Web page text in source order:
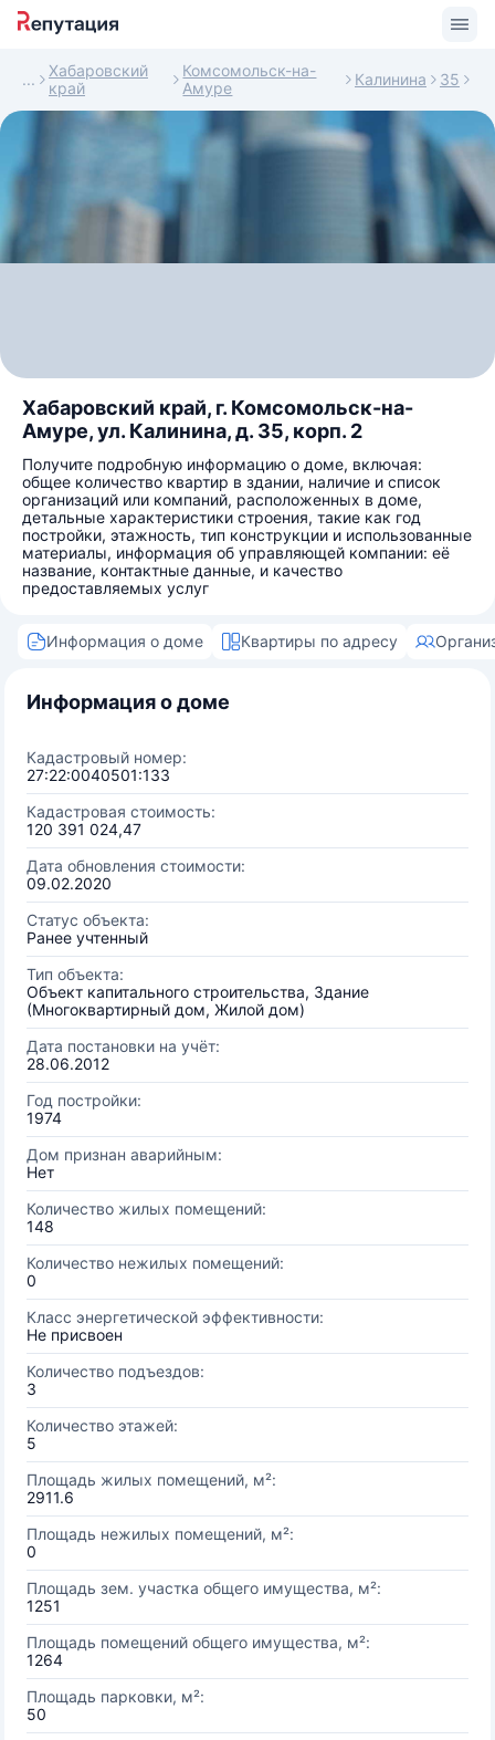
Хабаровский
край
Комсомольск-на-
Амуре
Калинина 35
Хабаровский край, г. Комсомольск-на-
Амуре, ул. Калинина, д. 35, корп. 2
Получите подробную информацию о доме, включая:
общее количество квартир в здании, наличие и список
организаций или компаний, расположенных в доме,
детальные характеристики строения, такие как год
постройки, этажность, тип конструкции и использованные
материалы, информация об управляющей компании: её
название, контактные данные, и качество
предоставляемых услуг
Информация о доме Квартиры по адресу
Информация о доме
Кадастровый номер:
27:22:0040501:133
Кадастровая стоимость:
120 391 024,47
Дата обновления стоимости:
09.02.2020
Статус объекта:
Ранее учтенный
Тип объекта:
Объект капитального строительства, Здание
(Многоквартирный дом, Жилой дом)
Дата постановки на учёт:
28.06.2012
Год постройки:
1974
Дом признан аварийным:
Нет
Количество жилых помещений:
148
Количество нежилых помещений:
0
Класс энергетической эффективности:
Не присвоен
Количество подъездов:
3
Количество этажей:
5
Площадь жилых помещений, м²:
2911.6
Площадь нежилых помещений, м²:
0
Площадь зем. участка общего имущества, м²:
1251
Площадь помещений общего имущества, м²:
1264
Площадь парковки, м²:
50